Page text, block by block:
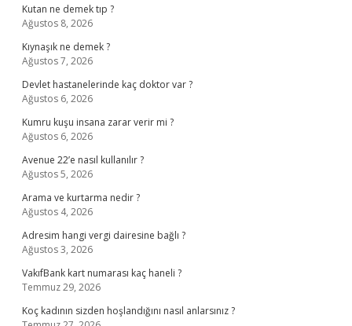
Kutan ne demek tıp ?
Ağustos 8, 2026
Kıynaşık ne demek ?
Ağustos 7, 2026
Devlet hastanelerinde kaç doktor var ?
Ağustos 6, 2026
Kumru kuşu insana zarar verir mi ?
Ağustos 6, 2026
Avenue 22’e nasıl kullanılır ?
Ağustos 5, 2026
Arama ve kurtarma nedir ?
Ağustos 4, 2026
Adresim hangi vergi dairesine bağlı ?
Ağustos 3, 2026
VakıfBank kart numarası kaç haneli ?
Temmuz 29, 2026
Koç kadının sizden hoşlandığını nasıl anlarsınız ?